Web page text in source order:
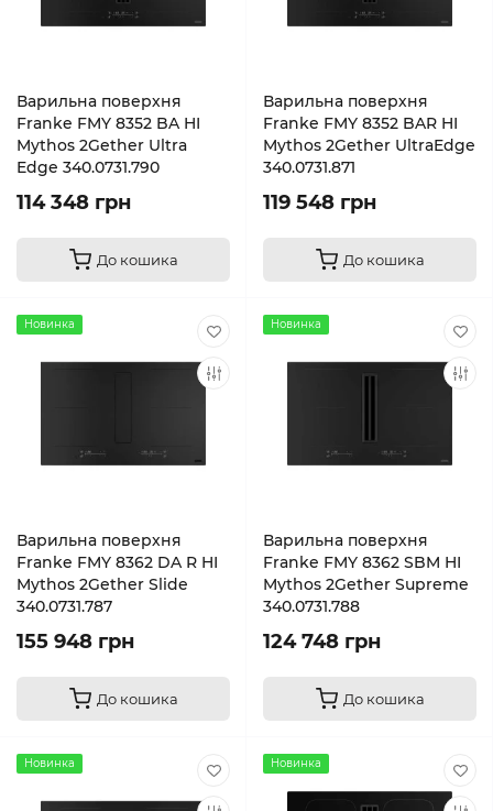
Варильна поверхня
Franke FMY 8352 BA HI
Mythos 2Gether Ultra
Edge 340.0731.790
114 348 грн
До кошика
Варильна поверхня
Franke FMY 8352 BAR HI
Mythos 2Gether UltraEdge
340.0731.871
119 548 грн
До кошика
Новинка
Варильна поверхня
Franke FMY 8362 DA R HI
Mythos 2Gether Slide
340.0731.787
155 948 грн
До кошика
Новинка
Варильна поверхня
Franke FMY 8362 SBM HI
Mythos 2Gether Supreme
340.0731.788
124 748 грн
До кошика
Новинка Новинка